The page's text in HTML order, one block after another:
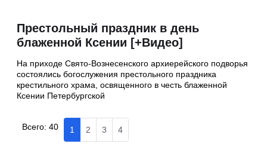
Престольный праздник в день
блаженной Ксении [+Видео]
На приходе Свято-Вознесенского архиерейского подворья
состоялись богослужения престольного праздника
крестильного храма, освященного в честь блаженной
Ксении Петербургской
Всего:40 1 2 3 4